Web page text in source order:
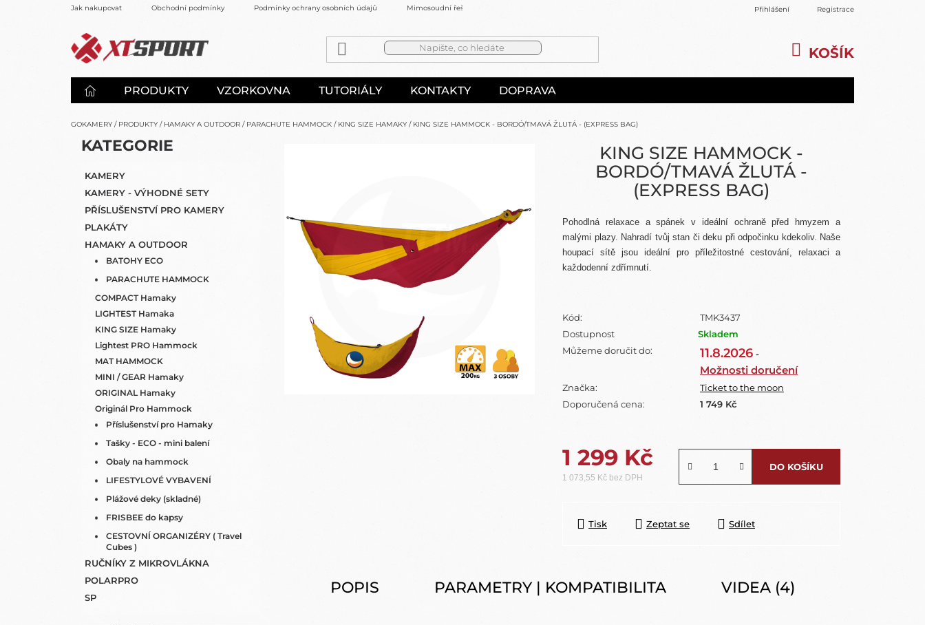
Jak nakupovat Obchodní podmínky Podmínky ochrany osobních údajů Mimosoudní řešení sporů Přihlášení Registrace
KOŠÍK
KOŠÍK
PRODUKTY VZORKOVNA TUTORIÁLY KONTAKTY DOPRAVA
GOKAMERY / PRODUKTY / HAMAKY A OUTDOOR / PARACHUTE HAMMOCK / KING SIZE HAMAKY / KING SIZE HAMMOCK - BORDÓ/TMAVÁ ŽLUTÁ - (EXPRESS BAG)
O
PŘESKOČIT
K
T
E
G
O
R
E
KATEGORIE
KAMERY
KAMERY - VÝHODNÉ SETY
PŘÍSLUŠENSTVÍ PRO KAMERY
PLAKÁTY
HAMAKY A OUTDOOR
BATOHY ECO
PARACHUTE HAMMOCK
COMPACT Hamaky
LIGHTEST Hamaka
KING SIZE Hamaky
Lightest PRO Hammock
MAT HAMMOCK
MINI / GEAR Hamaky
ORIGINAL Hamaky
Originál Pro Hammock
Příslušenství pro Hamaky
Tašky - ECO - mini balení
Obaly na hammock
LIFESTYLOVÉ VYBAVENÍ
Plážové deky (skladné)
FRISBEE do kapsy
CESTOVNÍ ORGANIZÉRY ( Travel
Cubes )
RUČNÍKY Z MIKROVLÁKNA
POLARPRO
SP
KING SIZE HAMMOCK -
BORDÓ/TMAVÁ ŽLUTÁ -
(EXPRESS BAG)
Pohodlná relaxace a spánek v ideální ochraně před hmyzem a
malými plazy. Nahradí tvůj stan či deku při odpočinku kdekoliv. Naše
houpací sítě jsou ideální pro příležitostné cestování, relaxaci a
každodenní zdřímnutí.
Kód:
TMK3437
Dostupnost
Skladem
Můžeme doručit do:
11.8.2026 -
Možnosti doručení
Značka:
Ticket to the moon
Doporučená cena:
1 749 Kč
1 299 Kč
1 073,55 Kč bez DPH
DO KOŠÍKU
Tisk Zeptat se Sdílet
POPIS PARAMETRY | KOMPATIBILITA VIDEA (4)